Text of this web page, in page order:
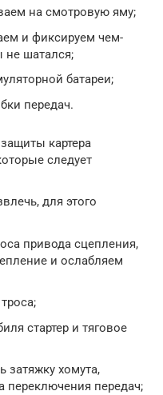
на смотровую яму;
и фиксируем чем-
не шатался;
батареи;
передач.
картера
следует
для этого
привода сцепления,
и ослабляем
стартер и тяговое
затяжку хомута,
переключения передач;